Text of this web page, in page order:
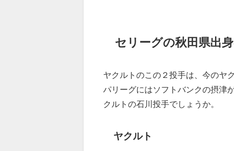
セリーグの秋田県出
ヤクルトのこの２投手は、今のヤ
パリーグにはソフトバンクの摂津
クルトの石川投手でしょうか。
ヤクルト